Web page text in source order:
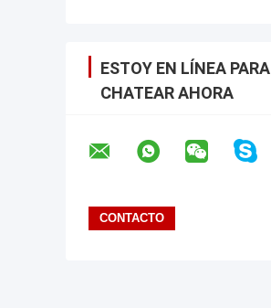
ESTOY EN LÍNEA PARA
CHATEAR AHORA